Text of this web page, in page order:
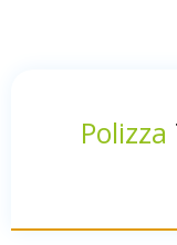
Polizza